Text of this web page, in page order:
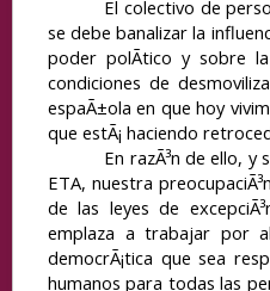
El colectivo de
se debe banalizar la
poder polÃ­tico y sobre
condiciones de
espaÃ±ola en que hoy
que estÃ¡ haciendo
En razÃ³n de ello,
ETA, nuestra
de las leyes de
emplaza a trabajar por
democrÃ¡tica que sea
humanos para todas las